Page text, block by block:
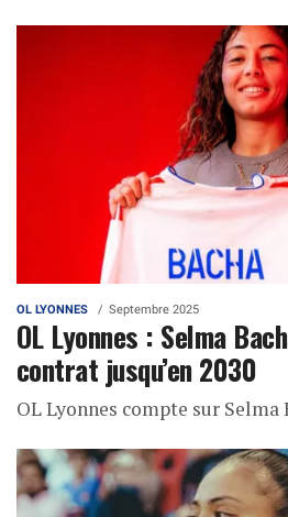
OL LYONNES Septembre 2025
OL Lyonnes : Selma
contrat jusqu’en 2030
OL Lyonnes compte sur Selma